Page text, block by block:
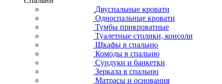
Двуспальные кровати
Односпальные кровати
Тумбы прикроватные
Туалетные столики, консоли
Шкафы в спальню
Комоды в спальню
Сундуки и банкетки
Зеркала в спальню
Матрасы и основания